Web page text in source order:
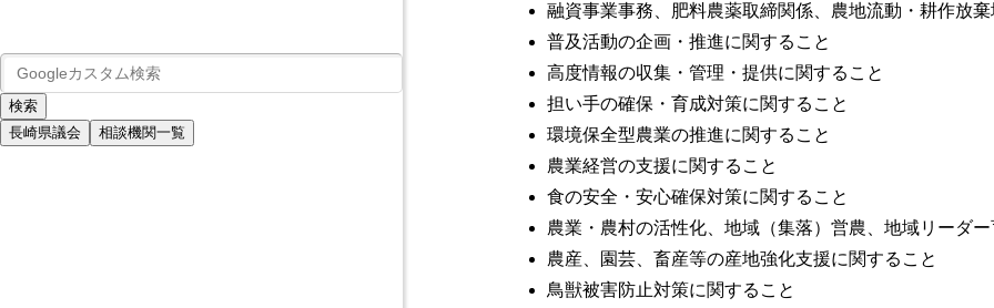
長崎県議会 相談機関一覧
融資事業事務、肥料農薬取締関係、農地流動・耕作放
普及活動の企画・推進に関すること
高度情報の収集・管理・提供に関すること
担い手の確保・育成対策に関すること
環境保全型農業の推進に関すること
農業経営の支援に関すること
食の安全・安心確保対策に関すること
農業・農村の活性化、地域（集落）営農、地域リーダ
農産、園芸、畜産等の産地強化支援に関すること
鳥獣被害防止対策に関すること